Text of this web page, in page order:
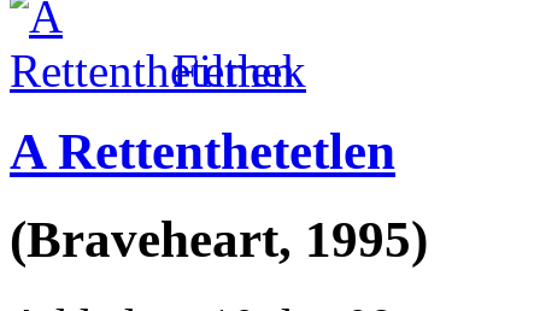
Filmek
A Rettenthetetlen
(Braveheart, 1995)